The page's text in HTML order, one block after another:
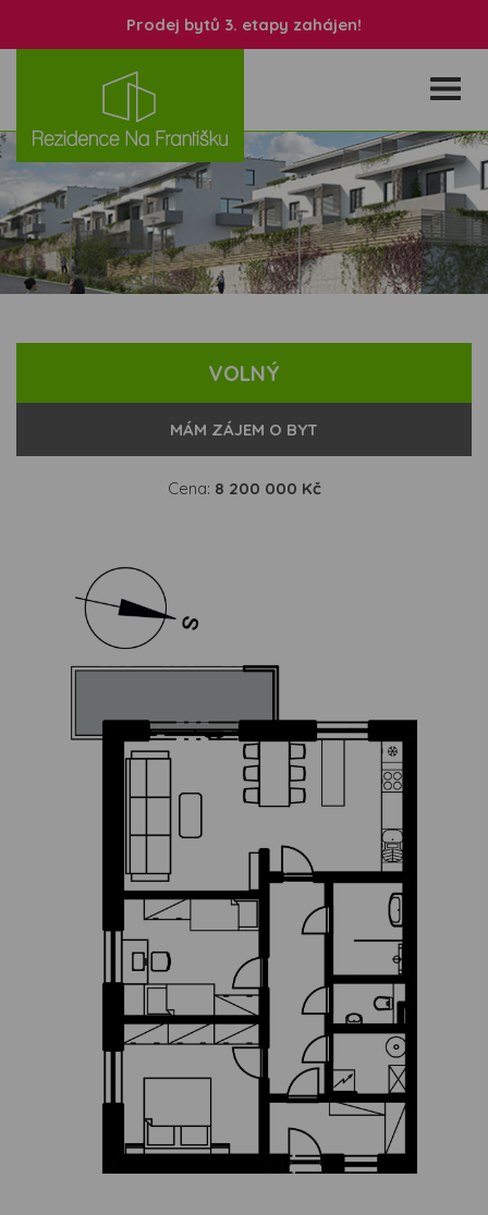
Prodej bytů 3. etapy zahájen!
VOLNÝ
MÁM ZÁJEM O BYT
Cena: 8 200 000 Kč